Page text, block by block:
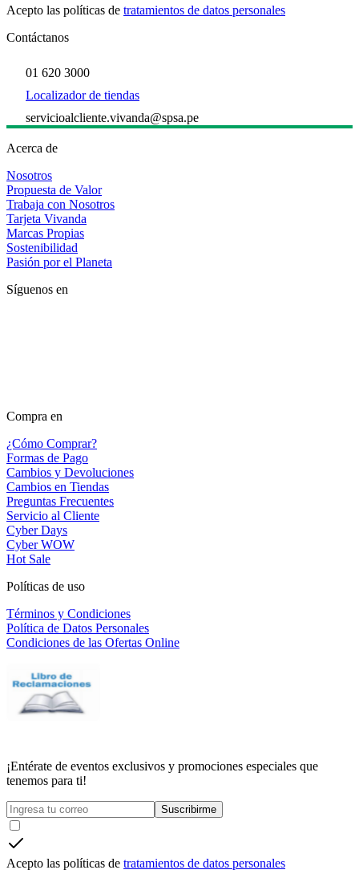
Acepto las políticas de tratamientos de datos personales
Contáctanos
01 620 3000
Localizador de tiendas
servicioalcliente.vivanda@spsa.pe
Acerca de
Nosotros
Propuesta de Valor
Trabaja con Nosotros
Tarjeta Vivanda
Marcas Propias
Sostenibilidad
Pasión por el Planeta
Síguenos en
Compra en
¿Cómo Comprar?
Formas de Pago
Cambios y Devoluciones
Cambios en Tiendas
Preguntas Frecuentes
Servicio al Cliente
Cyber Days
Cyber WOW
Hot Sale
Políticas de uso
Términos y Condiciones
Política de Datos Personales
Condiciones de las Ofertas Online
¡Entérate de eventos exclusivos y promociones especiales que
tenemos para ti!
Suscribirme
Acepto las políticas de tratamientos de datos personales